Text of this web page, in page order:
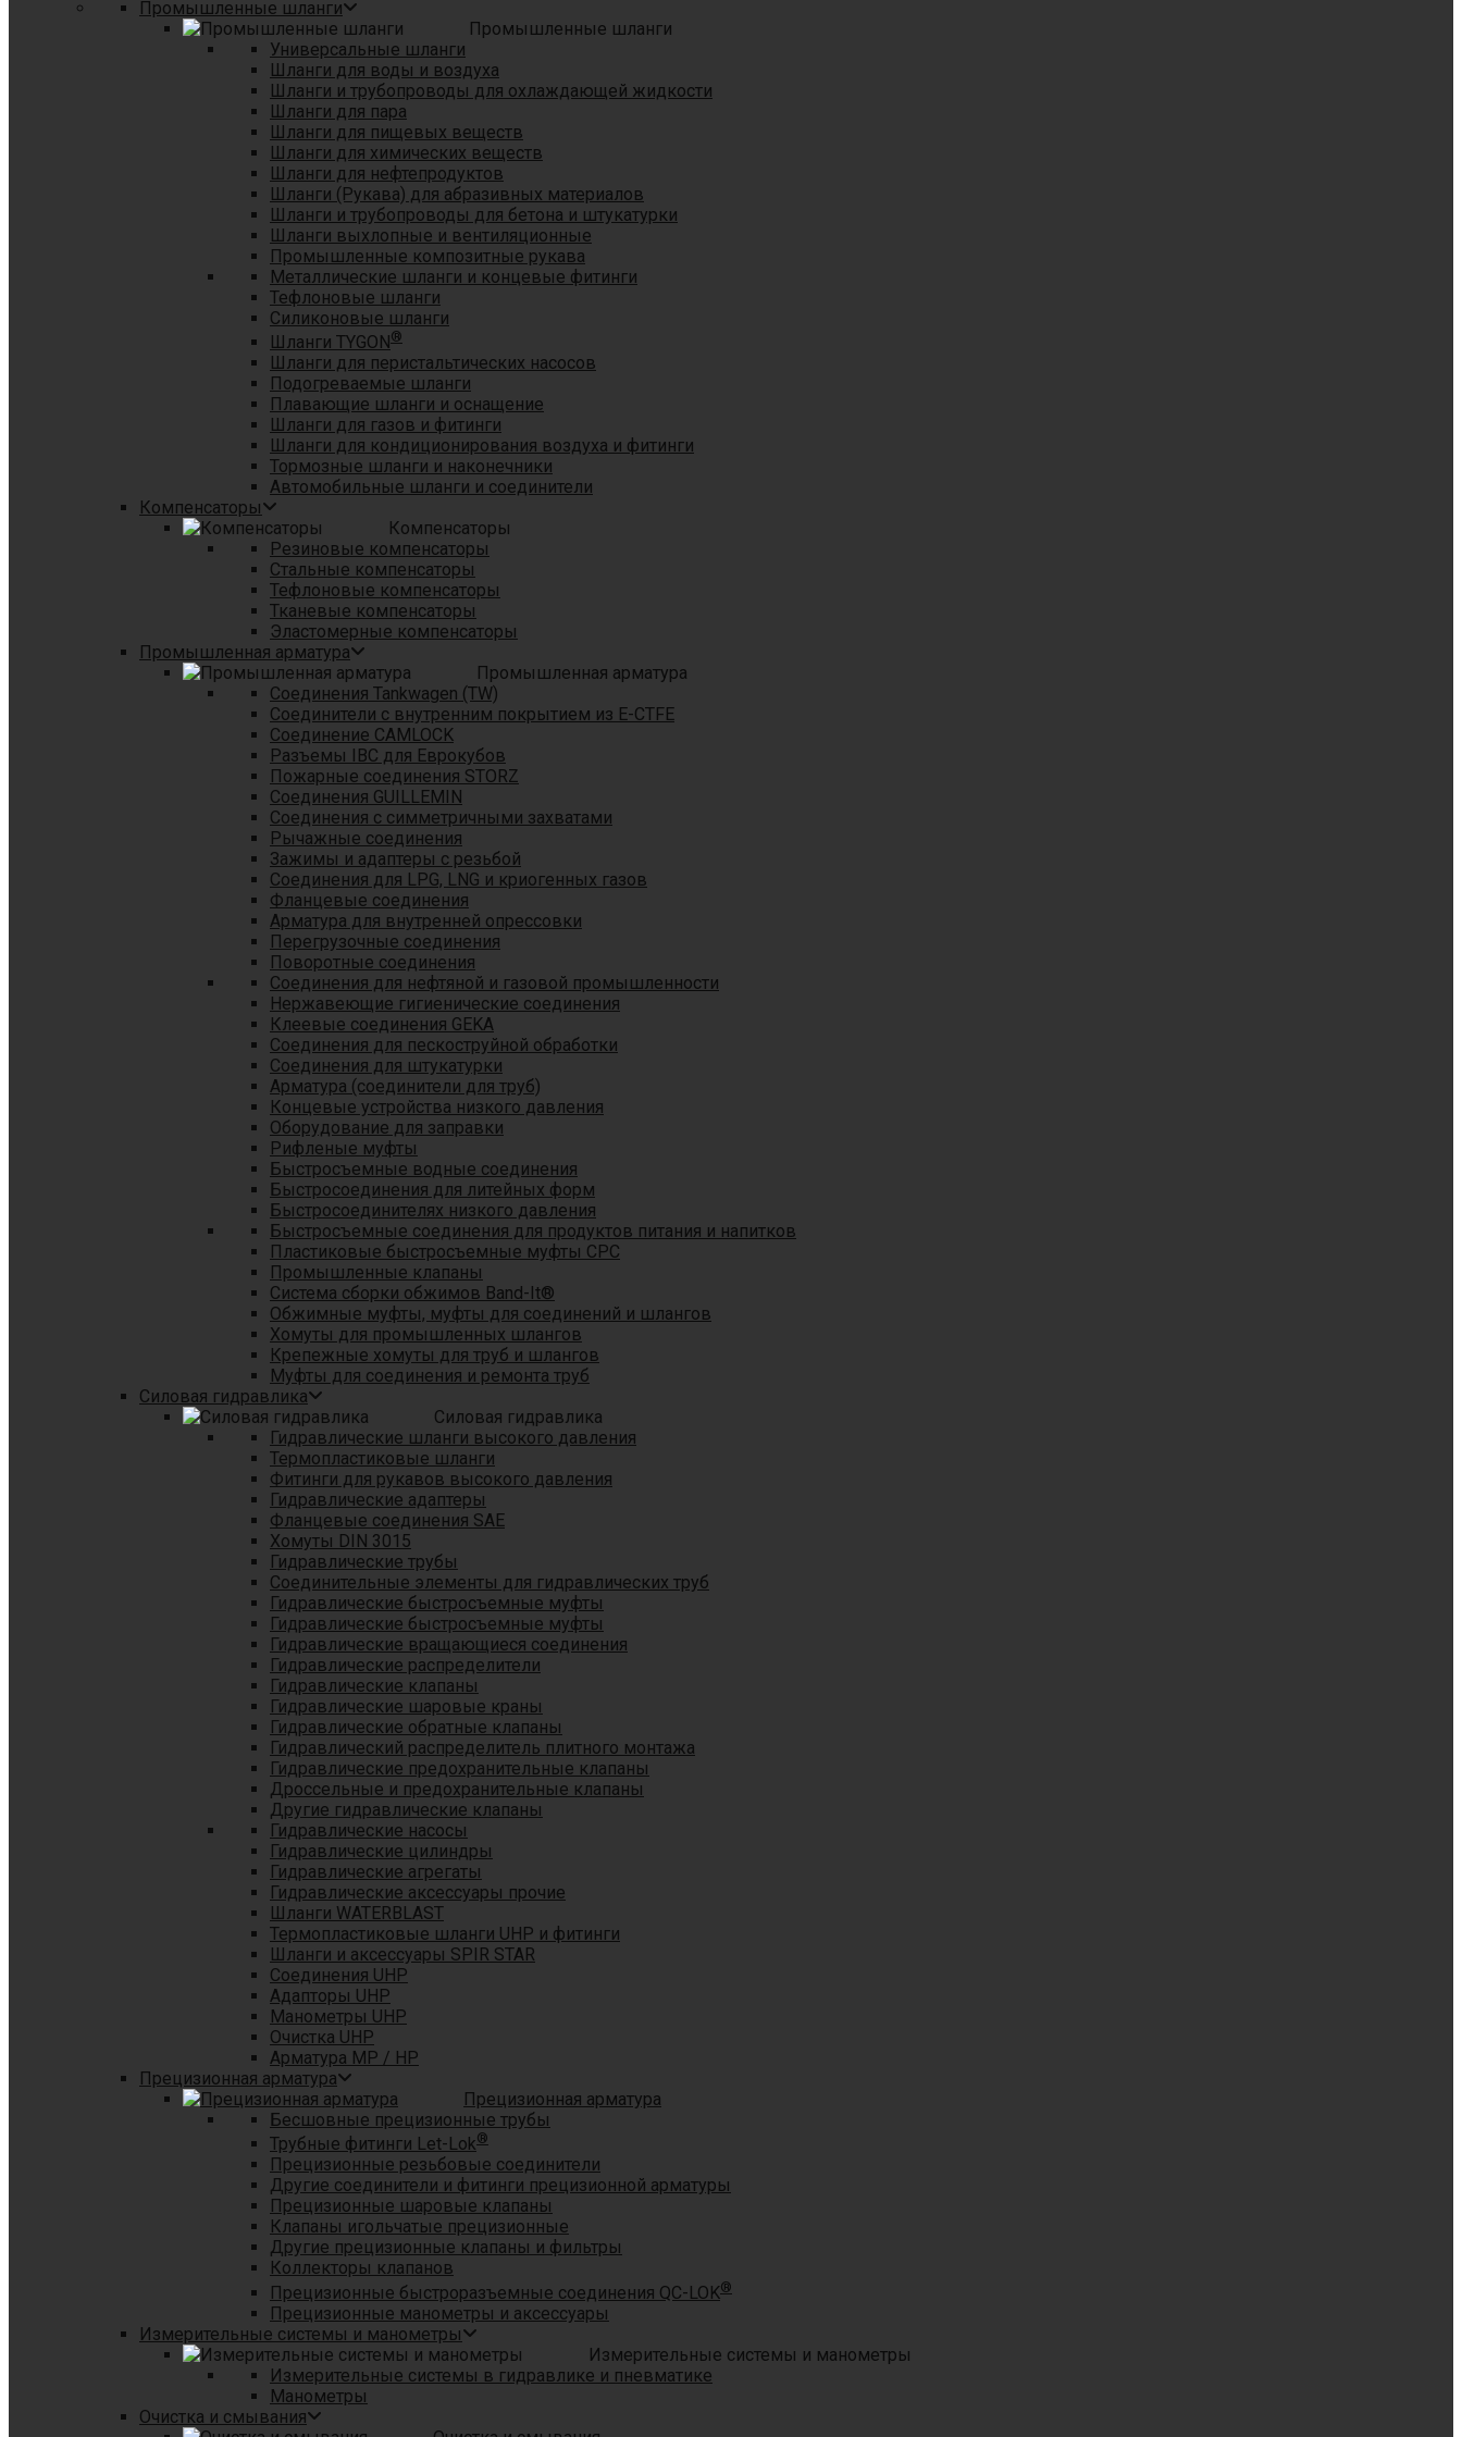
Промышленные шланги
Промышленные шланги
Универсальные шланги
Шланги для воды и воздуха
Шланги и трубопроводы для охлаждающей жидкости
Шланги для пара
Шланги для пищевых веществ
Шланги для химических веществ
Шланги для нефтепродуктов
Шланги (Рукава) для абразивных материалов
Шланги и трубопроводы для бетона и штукатурки
Шланги выхлопные и вентиляционные
Промышленные композитные рукава
Металлические шланги и концевые фитинги
Тефлоновые шланги
Силиконовые шланги
Шланги TYGON®
Шланги для перистальтических насосов
Подогреваемые шланги
Плавающие шланги и оснащение
Шланги для газов и фитинги
Шланги для кондиционирования воздуха и фитинги
Тормозные шланги и наконечники
Автомобильные шланги и соединители
Компенсаторы
Компенсаторы
Резиновые компенсаторы
Стальные компенсаторы
Тефлоновые компенсаторы
Тканевые компенсаторы
Эластомерные компенсаторы
Промышленная арматура
Промышленная арматура
Соединения Tankwagen (TW)
Соединители с внутренним покрытием из E-CTFE
Соединение CAMLOCK
Разъемы IBC для Еврокубов
Пожарные соединения STORZ
Соединения GUILLEMIN
Соединения с симметричными захватами
Рычажные соединения
Зажимы и адаптеры с резьбой
Соединения для LPG, LNG и криогенных газов
Фланцевые соединения
Арматура для внутренней опрессовки
Перегрузочные соединения
Поворотные соединения
Соединения для нефтяной и газовой промышленности
Нержавеющие гигиенические соединения
Клеевые соединения GEKA
Соединения для пескоструйной обработки
Cоединения для штукатурки
Арматура (соединители для труб)
Концевые устройства низкого давления
Оборудование для заправки
Рифленые муфты
Быстросъемные водные соединения
Быстросоединения для литейных форм
Быстросоединителях низкого давления
Быстросъемные соединения для продуктов питания и напитков
Пластиковые быстросъемные муфты CPC
Промышленные клапаны
Система сборки обжимов Band-It®
Обжимные муфты, муфты для соединений и шлангов
Хомуты для промышленных шлангов
Крепежные хомуты для труб и шлангов
Муфты для соединения и ремонта труб
Силовая гидравлика
Силовая гидравлика
Гидравлические шланги высокого давления
Термопластиковые шланги
Фитинги для рукавов высокого давления
Гидравлические адаптеры
Фланцевые соединения SAE
Хомуты DIN 3015
Гидравлические трубы
Соединительные элементы для гидравлических труб
Гидравлические быстросъемные муфты
Гидравлические быстросъемные муфты
Гидравлические вращающиеся соединения
Гидравлические распределители
Гидравлические клапаны
Гидравлические шаровые краны
Гидравлические обратные клапаны
Гидравлический распределитель плитного монтажа
Гидравлические предохранительные клапаны
Дроссельные и предохранительные клапаны
Другие гидравлические клапаны
Гидравлические насосы
Гидравлические цилиндры
Гидравлические агрегаты
Гидравлические аксессуары прочие
Шланги WATERBLAST
Термопластиковые шланги UHP и фитинги
Шланги и аксессуары SPIR STAR
Соединения UHP
Адапторы UHP
Манометры UHP
Очистка UHP
Арматура MP / HP
Прецизионная арматура
Прецизионная арматура
Бесшовные прецизионные трубы
Трубные фитинги Let-Lok®
Прецизионные резьбовые соединители
Другие соединители и фитинги прецизионной арматуры
Прецизионные шаровые клапаны
Клапаны игольчатые прецизионные
Другие прецизионные клапаны и фильтры
Коллекторы клапанов
Прецизионные быстроразъемные соединения QC-LOK®
Прецизионные манометры и аксессуары
Измерительные системы и манометры
Измерительные системы и манометры
Измерительные системы в гидравлике и пневматике
Манометры
Очистка и смывания